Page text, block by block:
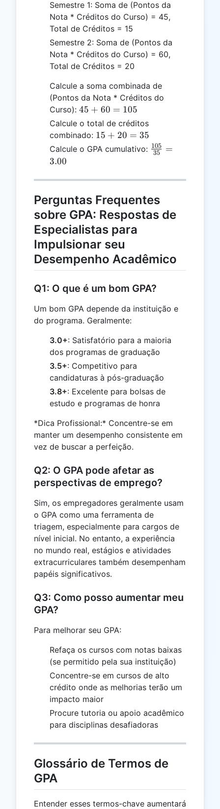
Semestre 1: Soma de (Pontos da
Nota * Créditos do Curso) = 45,
Total de Créditos = 15
Semestre 2: Soma de (Pontos da
Nota * Créditos do Curso) = 60,
Total de Créditos = 20
Calcule a soma combinada de
(Pontos da Nota * Créditos do
Curso): 45
+
60
105
45 + 60 = 105
Calcule o total de créditos
combinado: 15
+
35
15 + 20 = 35
Calcule o GPA cumulativo: \frac{105}
35
105 =
3.00
Perguntas Frequentes
sobre GPA: Respostas de
Especialistas para
Impulsionar seu
Desempenho Acadêmico
Q1: O que é um bom GPA?
Um bom GPA depende da instituição e
do programa. Geralmente:
3.0+: Satisfatório para a maioria
dos programas de graduação
3.5+: Competitivo para
candidaturas à pós-graduação
3.8+: Excelente para bolsas de
estudo e programas de honra
*Dica Profissional:* Concentre-se em
manter um desempenho consistente em
vez de buscar a perfeição.
Q2: O GPA pode afetar as
perspectivas de emprego?
Sim, os empregadores geralmente usam
o GPA como uma ferramenta de
triagem, especialmente para cargos de
nível inicial. No entanto, a experiência
no mundo real, estágios e atividades
extracurriculares também desempenham
papéis significativos.
Q3: Como posso aumentar meu
GPA?
Para melhorar seu GPA:
Refaça os cursos com notas baixas
(se permitido pela sua instituição)
Concentre-se em cursos de alto
crédito onde as melhorias terão um
impacto maior
Procure tutoria ou apoio acadêmico
para disciplinas desafiadoras
Glossário de Termos de
GPA
Entender esses termos-chave aumentará